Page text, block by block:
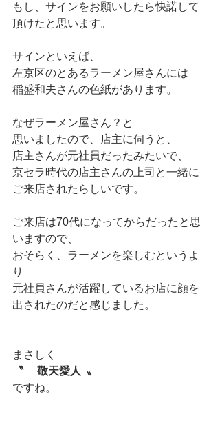
もし、サインをお願いしたら快諾して
頂けたと思います。
サインといえば、
左京区のとあるラーメン屋さんには
稲盛和夫さんの色紙があります。
なぜラーメン屋さん？と
思いましたので、店主に伺うと、
店主さんが元社員だったみたいで、
京セラ時代の店主さんの上司と一緒に
ご来店されたらしいです。
ご来店は70代になってからだったと思
いますので、
おそらく、ラーメンを楽しむというよ
り
元社員さんが活躍しているお店に顔を
出されたのだと感じました。
まさしく
〝 　敬天愛人  〟
ですね。